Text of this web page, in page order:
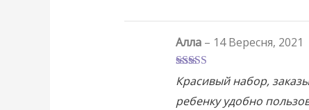
Оцінено
в4з 5
Алла – 14 Вересня, 2021
Красивый набор,
ребенку удобно